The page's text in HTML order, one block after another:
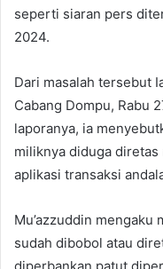
seperti siaran pers
2024.
Dari masalah tersebut
Cabang Dompu, Rabu
laporanya, ia
miliknya diduga
aplikasi transaksi
Mu’azzuddin mengaku
sudah dibobol atau